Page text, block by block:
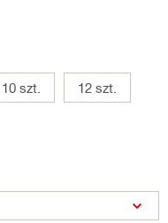
10 szt. 12 szt.